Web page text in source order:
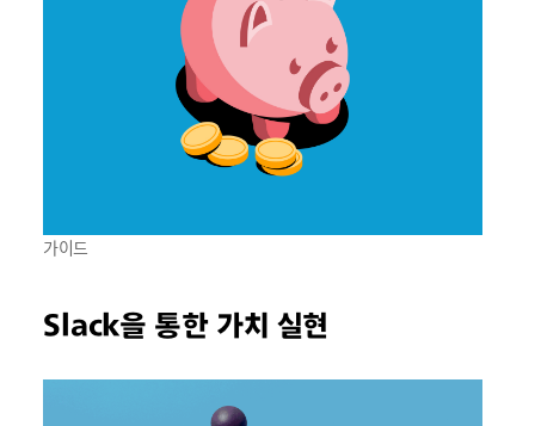
가이드
Slack을 통한 가치 실현